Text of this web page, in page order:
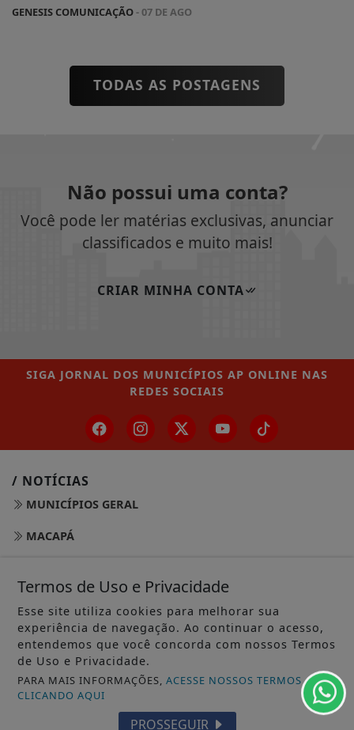
GENESIS COMUNICAÇÃO- 07 DE AGO
TODAS AS POSTAGENS
Não possui uma conta?
Você pode ler matérias exclusivas, anunciar
classificados e muito mais!
CRIAR MINHA CONTA
SIGA JORNAL DOS MUNICÍPIOS AP ONLINE NAS
REDES SOCIAIS
/ NOTÍCIAS
MUNICÍPIOS GERAL
MACAPÁ
OIAPOQUE
MAZAGÃO
PORTO GRANDE
TARTARUGALZINHO
Termos de Uso e Privacidade
Esse site utiliza cookies para melhorar sua
experiência de navegação. Ao continuar o acesso,
entendemos que você concorda com nossos Termos
de Uso e Privacidade.
PARA MAIS INFORMAÇÕES,ACESSE NOSSOS TERMOS
CLICANDO AQUI
PROSSEGUIR